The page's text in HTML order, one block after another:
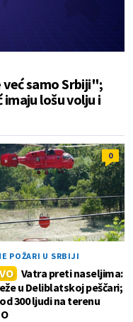
već samo Srbiji";
lošu volju i
0
POŽARI U SRBIJI
Vatra preti naseljima:
u Deliblatskoj peščari;
300 ljudi na terenu